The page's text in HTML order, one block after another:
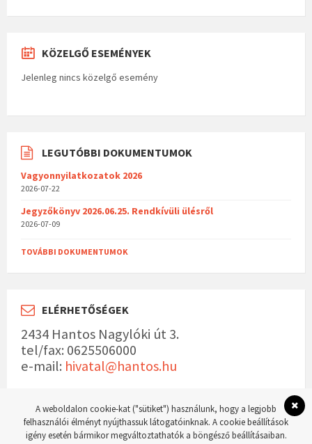
KÖZELGŐ ESEMÉNYEK
Jelenleg nincs közelgő esemény
LEGUTÓBBI DOKUMENTUMOK
Vagyonnyilatkozatok 2026
2026-07-22
Jegyzőkönyv 2026.06.25. Rendkívüli ülésről
2026-07-09
TOVÁBBI DOKUMENTUMOK
ELÉRHETŐSÉGEK
2434 Hantos Nagylóki út 3.
tel/fax: 0625506000
e-mail: hivatal@hantos.hu
© 2023 Hantos község hivatalos weboldala Készítette:WordPress Master weboldal
A weboldalon cookie-kat ("sütiket") használunk, hogy a legjobb
felhasználói élményt nyújthassuk látogatóinknak. A cookie beállítások
igény esetén bármikor megváltoztathatók a böngésző beállításaiban.